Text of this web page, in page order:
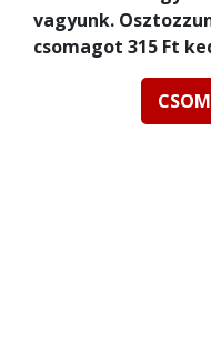
vagyunk.
csomagot 315 Ft